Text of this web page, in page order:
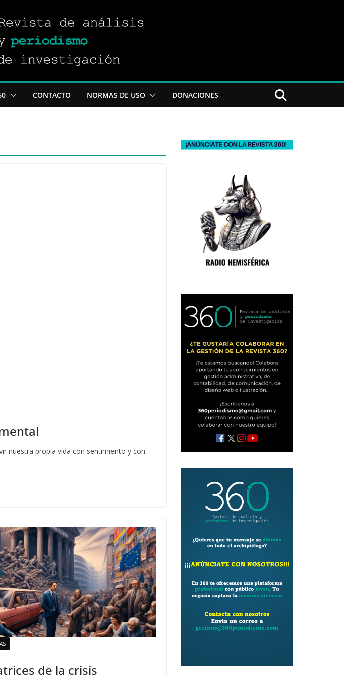
CONTACTO NORMAS DE USO DONACIONES
nuestra propia vida con sentimiento y con
de la crisis